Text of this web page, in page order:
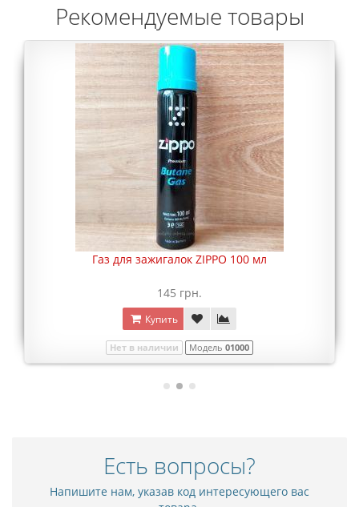
Рекомендуемые товары
Газ для зажигалок ZIPPO 100 мл
145 грн.
Купить
Нет в наличии Модель 01000
Есть вопросы?
Напишите нам, указав код интересующего вас